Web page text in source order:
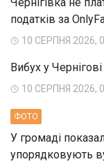
податків за
10 СЕРПНЯ 2026,
Вибух у
10 СЕРПНЯ 2026,
ФОТО
У громаді
упорядковують